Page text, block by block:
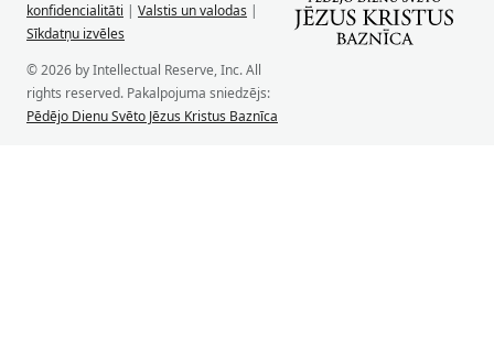
konfidencialitāti | Valstis un valodas |
Sīkdatņu izvēles
© 2026 by Intellectual Reserve, Inc. All
rights reserved. Pakalpojuma sniedzējs:
Pēdējo Dienu Svēto Jēzus Kristus Baznīca